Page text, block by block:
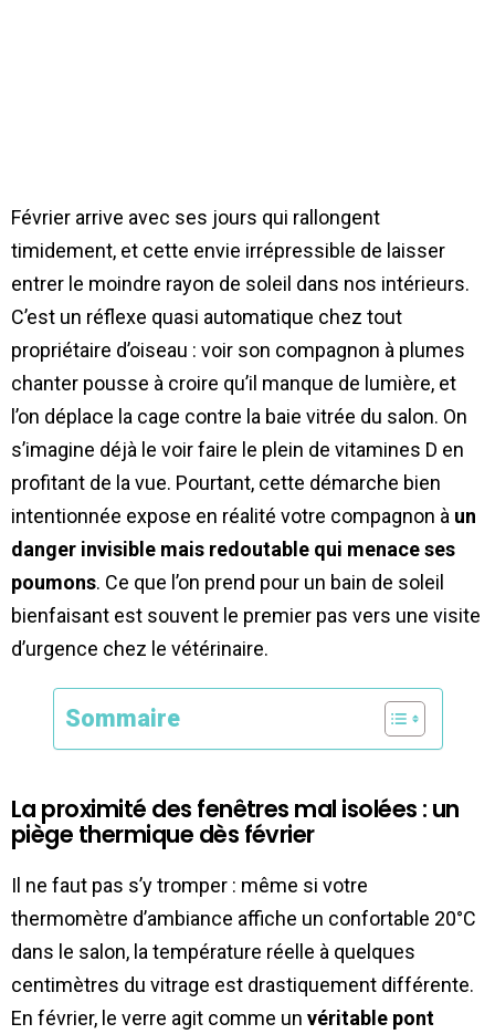
Février arrive avec ses jours qui rallongent
timidement, et cette envie irrépressible de laisser
entrer le moindre rayon de soleil dans nos intérieurs.
C’est un réflexe quasi automatique chez tout
propriétaire d’oiseau : voir son compagnon à plumes
chanter pousse à croire qu’il manque de lumière, et
l’on déplace la cage contre la baie vitrée du salon. On
s’imagine déjà le voir faire le plein de vitamines D en
profitant de la vue. Pourtant, cette démarche bien
intentionnée expose en réalité votre compagnon à un
danger invisible mais redoutable qui menace ses
poumons. Ce que l’on prend pour un bain de soleil
bienfaisant est souvent le premier pas vers une visite
d’urgence chez le vétérinaire.
Sommaire
La proximité des fenêtres mal isolées : un
piège thermique dès février
Il ne faut pas s’y tromper : même si votre
thermomètre d’ambiance affiche un confortable 20°C
dans le salon, la température réelle à quelques
centimètres du vitrage est drastiquement différente.
En février, le verre agit comme un véritable pont